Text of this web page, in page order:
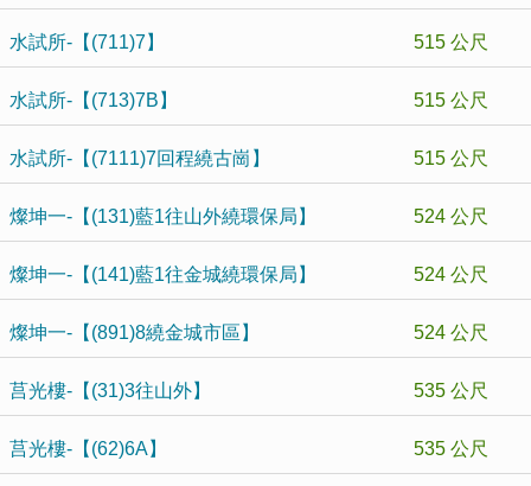
水試所-【(711)7】 515 公尺
水試所-【(713)7B】 515 公尺
水試所-【(7111)7回程繞古崗】 515 公尺
燦坤一-【(131)藍1往山外繞環保局】 524 公尺
燦坤一-【(141)藍1往金城繞環保局】 524 公尺
燦坤一-【(891)8繞金城市區】 524 公尺
莒光樓-【(31)3往山外】 535 公尺
莒光樓-【(62)6A】 535 公尺